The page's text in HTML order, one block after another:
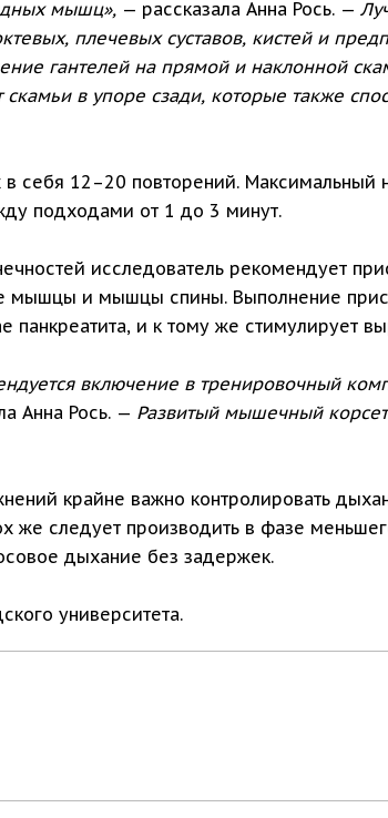
мышц», — рассказала Анна Рось. —
плечевых суставов, кистей и
гантелей на прямой и наклонной
в упоре сзади, которые также
12–20 повторений. Максимальный
подходами от 1 до 3 минут.
исследователь рекомендует
мышцы и мышцы спины. Выполнение
и к тому же стимулирует
включение в тренировочный
Анна Рось. — Развитый мышечный
крайне важно контролировать
же следует производить в фазе
дыхание без задержек.
университета.